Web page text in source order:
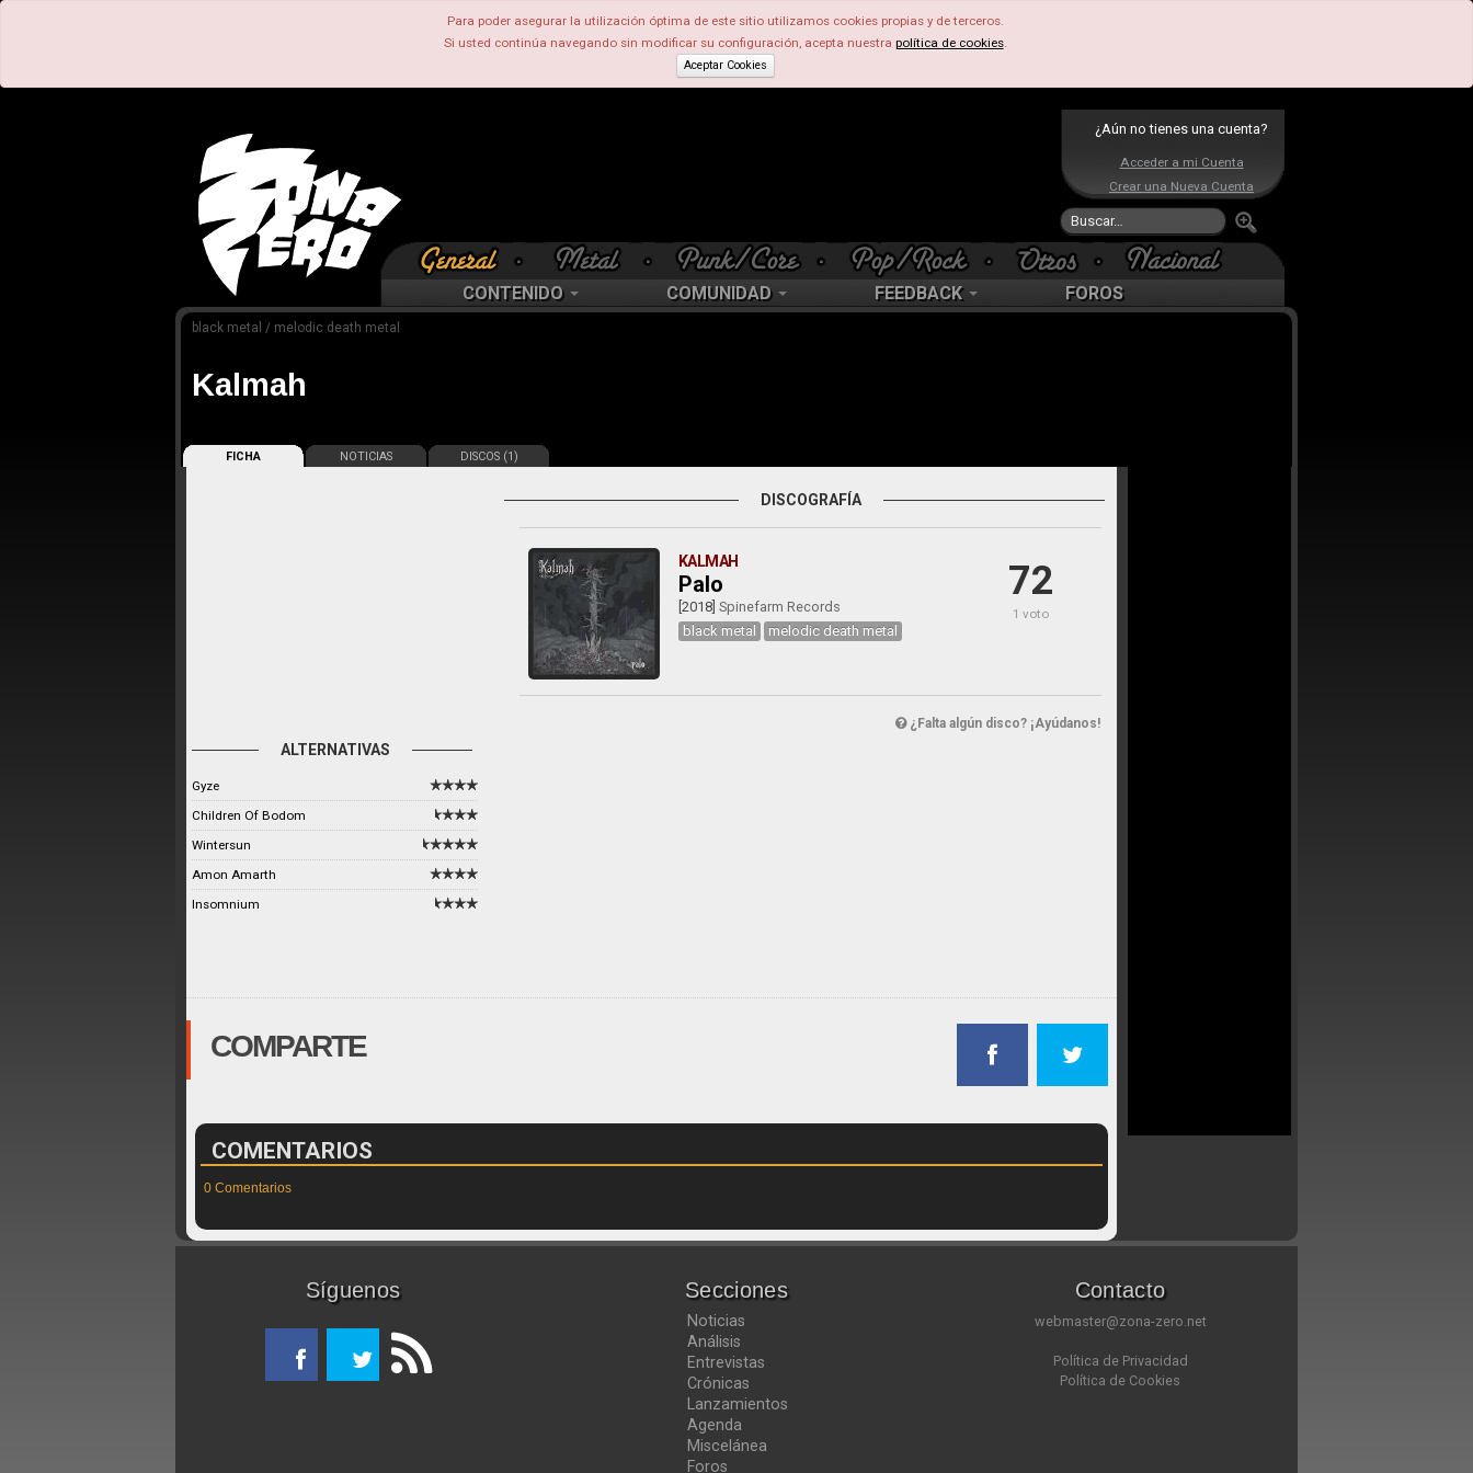
Para poder asegurar la utilización óptima de este sitio utilizamos cookies propias y de terceros.
Si usted continúa navegando sin modificar su configuración, acepta nuestra política de cookies.
Aceptar Cookies
¿Aún no tienes una cuenta?
Acceder a mi Cuenta
Crear una Nueva Cuenta
CONTENIDO COMUNIDAD FEEDBACK FOROS
black metal / melodic death metal
Kalmah
FICHA NOTICIAS DISCOS (1)
ALTERNATIVAS
Gyze
Children Of Bodom
Wintersun
Amon Amarth
Insomnium
DISCOGRAFÍA
KALMAH
Palo
[2018] Spinefarm Records
black metal
melodic death metal
72
1 voto
¿Falta algún disco? ¡Ayúdanos!
COMPARTE
COMENTARIOS
0 Comentarios
Síguenos Secciones
Noticias
Análisis
Entrevistas
Crónicas
Lanzamientos
Agenda
Miscelánea
Foros
Contacto
webmaster@zona-zero.net
Política de Privacidad
Política de Cookies